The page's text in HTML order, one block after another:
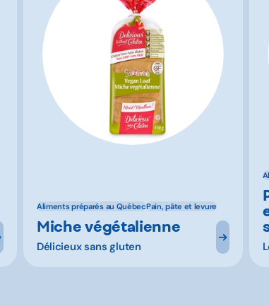
Aliments préparés au QuébecPain, pâte et levure
Miche végétalienne
Délicieux sans gluten